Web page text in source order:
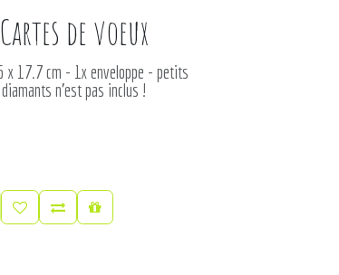
de voeux
x 17.7 cm - 1x enveloppe - petits
n'est pas inclus !